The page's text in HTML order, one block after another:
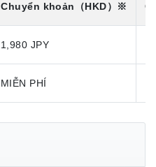
Chuyển khoản （HKD）※
1,980 JPY
MIỄN PHÍ